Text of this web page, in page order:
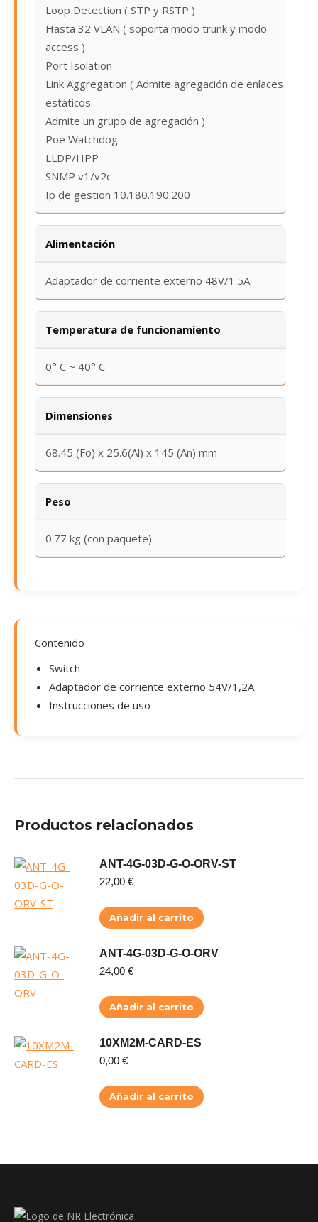
Loop Detection ( STP y RSTP )
Hasta 32 VLAN ( soporta modo trunk y modo
access )
Port Isolation
Link Aggregation ( Admite agregación de enlaces
estáticos.
Admite un grupo de agregación )
Poe Watchdog
LLDP/HPP
SNMP v1/v2c
Ip de gestion 10.180.190.200
Alimentación
Adaptador de corriente externo 48V/1.5A
Temperatura de funcionamiento
0° C ~ 40° C
Dimensiones
68.45 (Fo) x 25.6(Al) x 145 (An) mm
Peso
0.77 kg (con paquete)
Contenido
Switch
Adaptador de corriente externo 54V/1,2A
Instrucciones de uso
Productos relacionados
ANT-4G-03D-G-O-ORV-ST
22,00 €
Añadir al carrito
ANT-4G-03D-G-O-ORV
24,00 €
Añadir al carrito
10XM2M-CARD-ES
0,00 €
Añadir al carrito